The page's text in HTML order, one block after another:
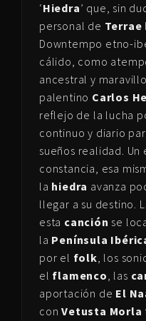
‘Hiedra’ que, sin
personal de Terrae
Downtempo etno-
cálido, como
ancestral y
palentino Carlos
reflejo de la lucha
continuo y diario
sueños realidad.
constancia, esa
la hiedra avanza
llegar a su destino.
esta canción se
la Península
por el folk, los
el flamenco, las
aportación de El
conVetusta Morla